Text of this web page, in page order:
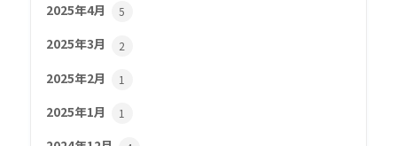
2025年4月 5
2025年3月 2
2025年2月 1
2025年1月 1